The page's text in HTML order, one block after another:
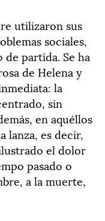
utilizaron sus
sociales,
partida. Se ha
de Helena y
la
sin
en aquéllos
lanza, es decir,
el dolor
pasado o
a la muerte,